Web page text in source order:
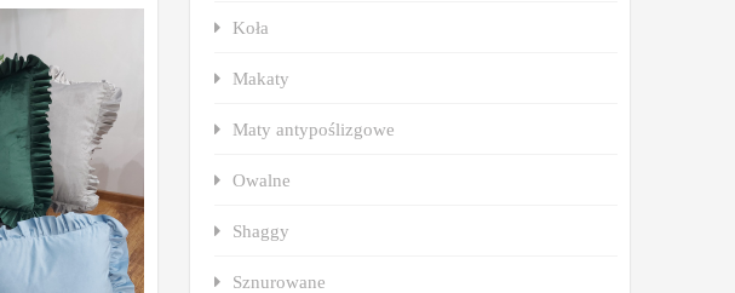
Koła
Makaty
Maty antypoślizgowe
Owalne
Shaggy
Sznurowane